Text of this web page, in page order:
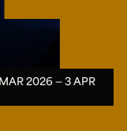
2026 ― 3 APR